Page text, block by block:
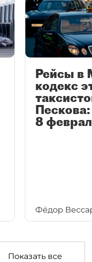
Рейсы в
кодекс
8
Фёдор
Показать все